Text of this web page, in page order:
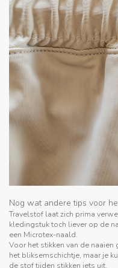
Nog wat andere tips voor
Travelstof laat zich prima
kledingstuk toch liever op de
een Microtex-naald.
Voor het stikken van de
het bliksemschichtje, maar je
de stof tijden stikken iets uit.